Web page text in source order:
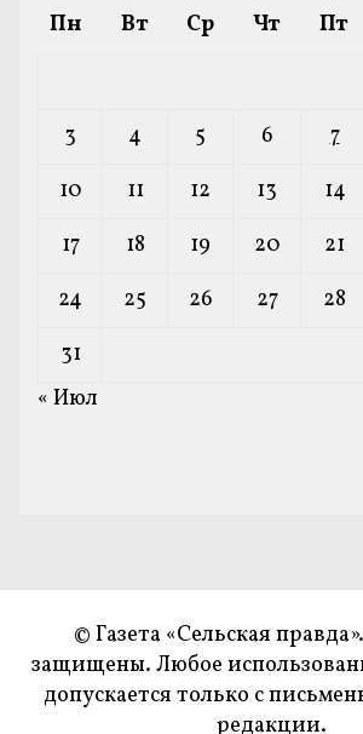
Пн
Вт Ср Чт Пт
3
4 5 6 7
10
11 12 13 14
17
18 19 20 21
24
25 26 27 28
31
« Июл
© Газета «Сельская
защищены. Любое
допускается только с
редакции.